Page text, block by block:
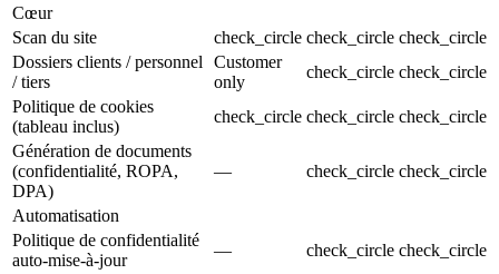
Cœur
Scan du site
check_circle check_circle check_circle
Dossiers clients / personnel
/ tiers
Customer
only
check_circle check_circle
Politique de cookies
(tableau inclus)
check_circle check_circle check_circle
Génération de documents
(confidentialité, ROPA,
DPA)
— check_circle check_circle
Automatisation
Politique de confidentialité
auto-mise-à-jour
— check_circle check_circle